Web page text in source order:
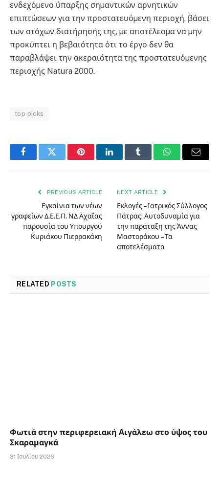
ενδεχόµενο ύπαρξης σηµαντικών αρνητικών
επιπτώσεων για την προστατευόµενη περιοχή, βάσει
των στόχων διατήρησής της, µε αποτέλεσµα να µην
προκύπτει η βεβαιότητα ότι το έργο δεν θα
παραβλάψει την ακεραιότητα της προστατευόµενης
περιοχής Natura 2000.
top picks
FacebookTwitter PinterestLinkedInTumblr WhatsAppEmail
PREVIOUS ARTICLE
Εγκαίνια των νέων
γραφείων Δ.Ε.Ε.Π. ΝΔ Αχαΐας
παρουσία του Υπουργού
Κυριάκου Πιερρακάκη
NEXT ARTICLE
Εκλογές – Ιατρικός Σύλλογος
Πάτρας: Αυτοδυναμία για
την παράταξη της Άννας
Μαστοράκου – Τα
αποτελέσματα
RELATED POSTS
Φωτιά στην περιφερειακή Αιγάλεω στο ύψος του
Σκαραμαγκά
31 Ιουλίου 2026